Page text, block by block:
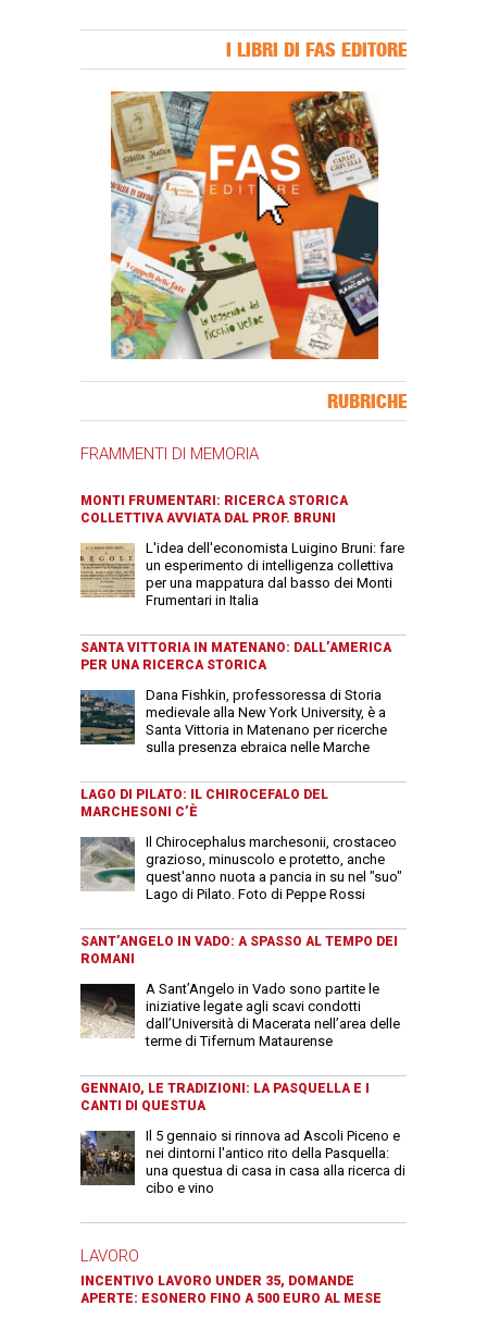
I LIBRI DI FAS EDITORE
RUBRICHE
FRAMMENTI DI MEMORIA
MONTI FRUMENTARI: RICERCA STORICA
COLLETTIVA AVVIATA DAL PROF. BRUNI
L'idea dell'economista Luigino Bruni: fare
un esperimento di intelligenza collettiva
per una mappatura dal basso dei Monti
Frumentari in Italia
SANTA VITTORIA IN MATENANO: DALL’AMERICA
PER UNA RICERCA STORICA
Dana Fishkin, professoressa di Storia
medievale alla New York University, è a
Santa Vittoria in Matenano per ricerche
sulla presenza ebraica nelle Marche
LAGO DI PILATO: IL CHIROCEFALO DEL
MARCHESONI C’È
Il Chirocephalus marchesonii, crostaceo
grazioso, minuscolo e protetto, anche
quest'anno nuota a pancia in su nel "suo"
Lago di Pilato. Foto di Peppe Rossi
SANT’ANGELO IN VADO: A SPASSO AL TEMPO DEI
ROMANI
A Sant’Angelo in Vado sono partite le
iniziative legate agli scavi condotti
dall’Università di Macerata nell’area delle
terme di Tifernum Mataurense
GENNAIO, LE TRADIZIONI: LA PASQUELLA E I
CANTI DI QUESTUA
Il 5 gennaio si rinnova ad Ascoli Piceno e
nei dintorni l'antico rito della Pasquella:
una questua di casa in casa alla ricerca di
cibo e vino
LAVORO
INCENTIVO LAVORO UNDER 35, DOMANDE
APERTE: ESONERO FINO A 500 EURO AL MESE